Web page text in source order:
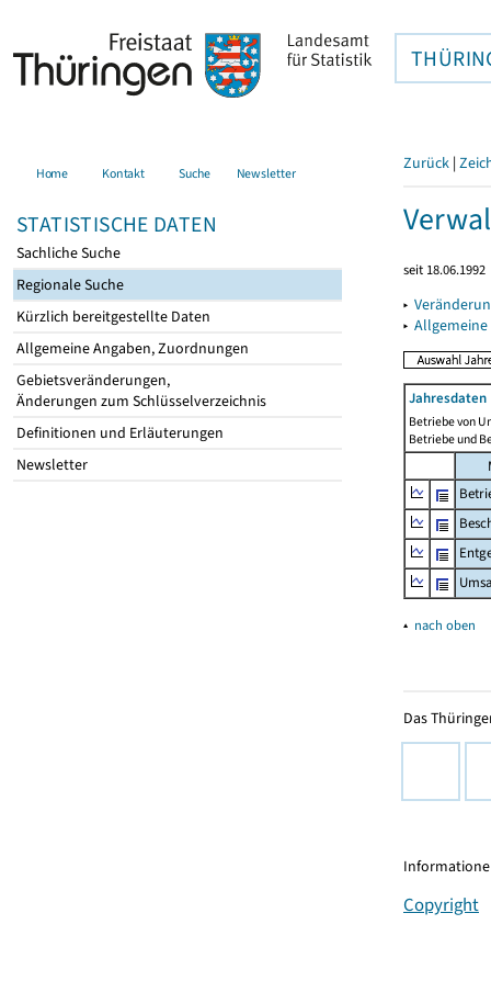
Home Kontakt Suche Newsletter
STATISTISCHE DATEN
Sachliche Suche
Regionale Suche
Kürzlich bereitgestellte Daten
Allgemeine Angaben, Zuordnungen
Gebietsveränderungen,
Änderungen zum Schlüsselverzeichnis
Definitionen und Erläuterungen
Newsletter
Zurück |
seit 18.06.1992
▸
▸
Jahresdaten
Betriebe von
Betriebe und
▴ nach oben
Das
Copyright